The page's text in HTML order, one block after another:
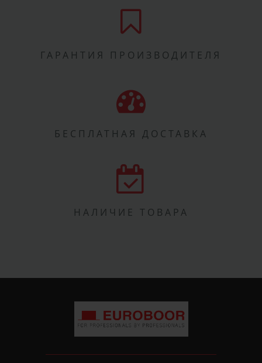
ГАРАНТИЯ ПРОИЗВОДИТЕЛЯ
БЕСПЛАТНАЯ ДОСТАВКА
НАЛИЧИЕ ТОВАРА